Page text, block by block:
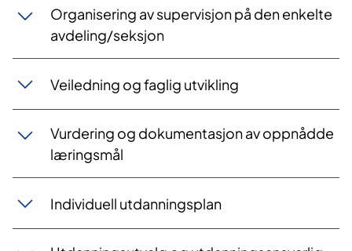
Organisering av supervisjon på den enkelte
avdeling/seksjon
Veiledning og faglig utvikling
Vurdering og dokumentasjon av oppnådde
læringsmål
Individuell utdanningsplan